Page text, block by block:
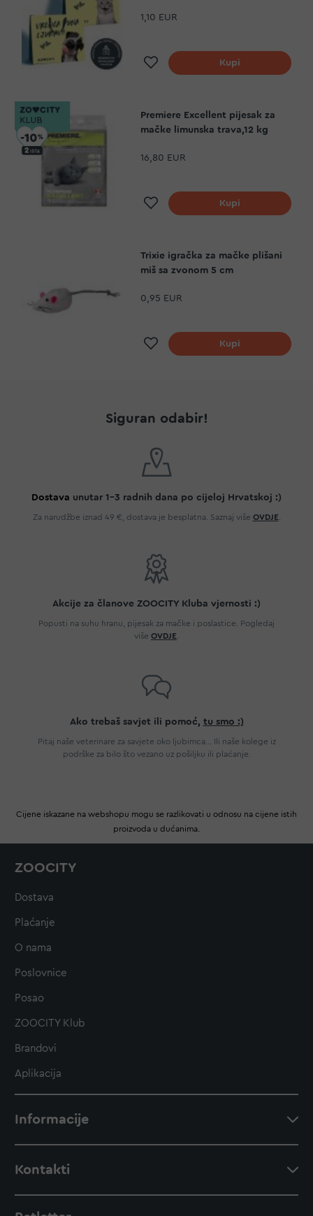
1,10 EUR
Dodaj na listu želja
Kupi
Premiere Excellent pijesak za
mačke limunska trava,12 kg
16,80 EUR
Dodaj na listu želja
Kupi
Trixie igračka za mačke plišani
miš sa zvonom 5 cm
0,95 EUR
Dodaj na listu želja
Kupi
Siguran odabir!
Dostava unutar 1-3 radnih dana po cijeloj Hrvatskoj :)
Za narudžbe iznad 49 €, dostava je besplatna. Saznaj više OVDJE
Akcije za članove ZOOCITY Kluba vjernosti :)
Popusti na suhu hranu, pijesak za mačke i poslastice. Pogledaj
više OVDJE
Ako trebaš savjet ili pomoć, tu smo :)
Pitaj naše veterinare za savjete oko ljubimca... Ili naše kolege iz
podrške za bilo što vezano uz pošiljku ili plaćanje.
Cijene iskazane na webshopu mogu se razlikovati u odnosu na cijene istih
proizvoda u dućanima.
ZOOCITY
Dostava
Plaćanje
O nama
Poslovnice
Posao
ZOOCITY Klub
Brandovi
Aplikacija
Informacije
Kontakti